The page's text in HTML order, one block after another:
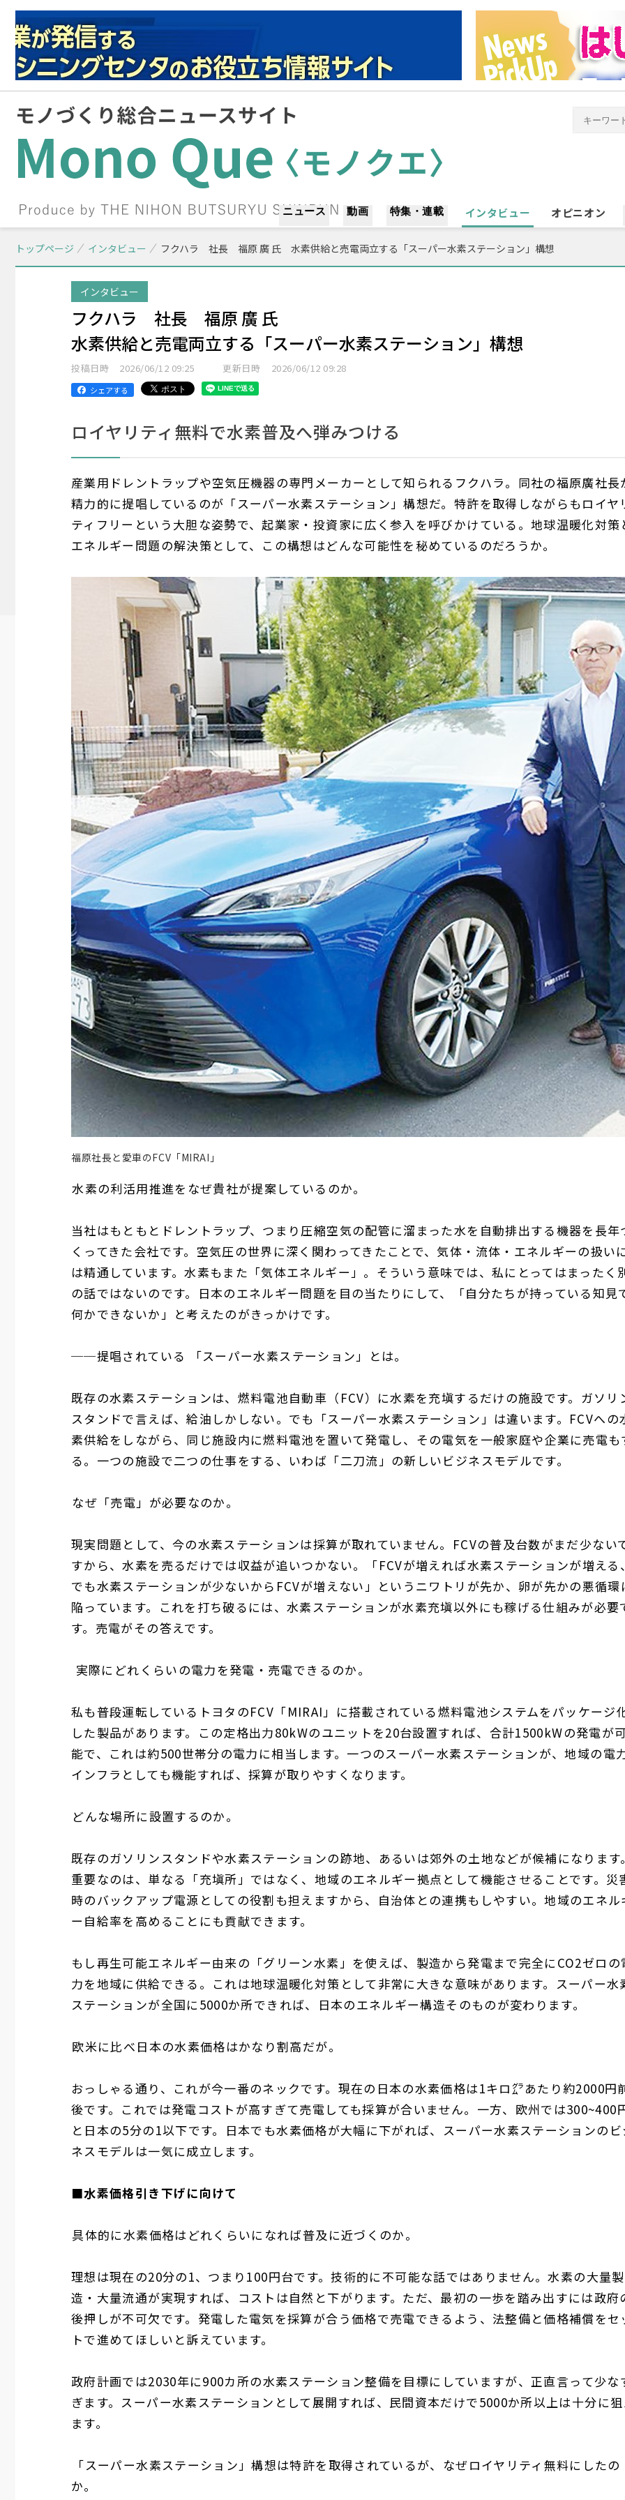
ニュース 動画 特集・連載 インタビュー オピニオン
トップページ インタビュー フクハラ 社長 福原 廣 氏 水素供給と売電両立する「スーパー水素ステーション」構想
インタビュー
フクハラ 社長 福原 廣 氏
水素供給と売電両立する「スーパー水素ステーション」構想
投稿日時 2026/06/12 09:25 更新日時 2026/06/12 09:28
シェアする
ロイヤリティ無料で水素普及へ弾みつける
産業用ドレントラップや空気圧機器の専門メーカーとして知られるフクハラ。同社の福原廣社長
精力的に提唱しているのが「スーパー水素ステーション」構想だ。特許を取得しながらもロイヤ
ティフリーという大胆な姿勢で、起業家・投資家に広く参入を呼びかけている。地球温暖化対策
エネルギー問題の解決策として、この構想はどんな可能性を秘めているのだろうか。
福原社長と愛車のFCV「MIRAI」
――水素の利活用推進をなぜ貴社が提案しているのか。
当社はもともとドレントラップ、つまり圧縮空気の配管に溜まった水を自動排出する機器を長年
くってきた会社です。空気圧の世界に深く関わってきたことで、気体・流体・エネルギーの扱い
は精通しています。水素もまた「気体エネルギー」。そういう意味では、私にとってはまったく
の話ではないのです。日本のエネルギー問題を目の当たりにして、「自分たちが持っている知見
何かできないか」と考えたのがきっかけです。
──提唱されている 「スーパー水素ステーション」とは。
既存の水素ステーションは、燃料電池自動車（ FCV）に水素を充塡するだけの施設です。ガソリ
スタンドで言えば、給油しかしない。でも「スーパー水素ステーション」は違います。 FCVへの
素供給をしながら、同じ施設内に燃料電池を置いて発電し、その電気を一般家庭や企業に売電も
る。一つの施設で二つの仕事をする、いわば「二刀流」の新しいビジネスモデルです。
なぜ「売電」が必要なのか。
現実問題として、今の水素ステーションは採算が取れていません。 FCVの普及台数がまだ少ない
すから、水素を売るだけでは収益が追いつかない。「FCVが増えれば水素ステーションが増える
でも水素ステーションが少ないから FCVが増えない」というニワトリが先か、卵が先かの悪循環
陥っています。これを打ち破るには、水素ステーションが水素充塡以外にも稼げる仕組みが必要
す。売電がその答えです。
実際にどれくらいの電力を発電・売電できるのか。
私も普段運転しているトヨタのFCV 「MIRAI」に搭載されている燃料電池システムをパッケージ
した製品があります。この定格出力80kWのユニットを20台設置すれば、合計1500kWの発電が
能で、これは約500世帯分の電力に相当します。一つのスーパー水素ステーションが、地域の電
インフラとしても機能すれば、採算が取りやすくなります。
どんな場所に設置するのか。
既存のガソリンスタンドや水素ステーションの跡地、あるいは郊外の土地などが候補になります
重要なのは、単なる「充塡所」ではなく、地域のエネルギー拠点として機能させることです。災
時のバックアップ電源としての役割も担えますから、自治体との連携もしやすい。地域のエネル
ー自給率を高めることにも貢献できます。
もし再生可能エネルギー由来の「グリーン水素」を使えば、製造から発電まで完全に CO2ゼロの
力を地域に供給できる。これは地球温暖化対策として非常に大きな意味があります。スーパー水
ステーションが全国に 5000か所できれば、日本のエネルギー構造そのものが変わります。
欧米に比べ日本の水素価格はかなり割高だが。
おっしゃる通り、これが今一番のネックです。現在の日本の水素価格は1キロ㌘あたり約2000円
後です。これでは発電コストが高すぎて売電しても採算が合いません。一方、欧州では300~400
と日本の5分の1以下です。日本でも水素価格が大幅に下がれば、スーパー水素ステーションの
ネスモデルは一気に成立します。
■水素価格引き下げに向けて
具体的に水素価格はどれくらいになれば普及に近づくのか。
理想は現在の20分の1、つまり 100円台です。技術的に不可能な話ではありません。水素の大量製
造・大量流通が実現すれば、コストは自然と下がります。ただ、最初の一歩を踏み出すには政府
後押しが不可欠です。発電した電気を採算が合う価格で売電できるよう、法整備と価格補償をセ
トで進めてほしいと訴えています。
政府計画では2030年に900カ所の水素ステーション整備を目標にしていますが、正直言って少な
ぎます。スーパー水素ステーションとして展開すれば、民間資本だけで5000か所以上は十分に
ます。
「スーパー水素ステーション」構想は特許を取得されているが、なぜロイヤリティ無料にしたの
か。